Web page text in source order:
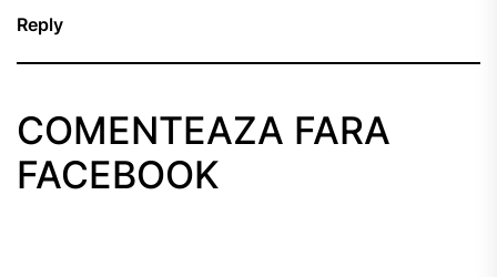
Reply
COMENTEAZA FARA
FACEBOOK